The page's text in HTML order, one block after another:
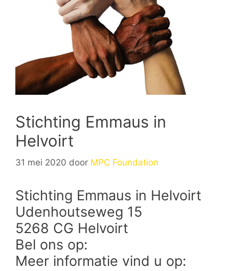
Stichting Emmaus in
Helvoirt
31 mei 2020 door MPC Foundation
Stichting Emmaus in Helvoirt
Udenhoutseweg 15
5268 CG Helvoirt
Bel ons op:
Meer informatie vind u op: